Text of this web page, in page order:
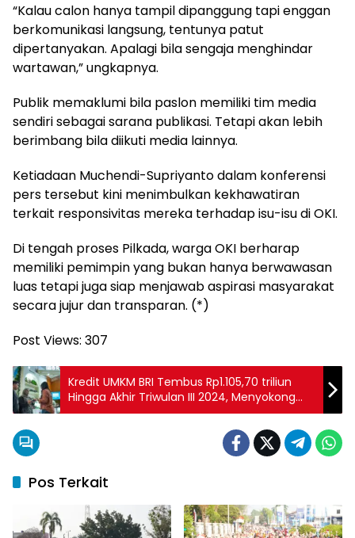
“Kalau calon hanya tampil dipanggung tapi enggan
berkomunikasi langsung, tentunya patut
dipertanyakan. Apalagi bila sengaja menghindar
wartawan,” ungkapnya.
Publik memaklumi bila paslon memiliki tim media
sendiri sebagai sarana publikasi. Tetapi akan lebih
berimbang bila diikuti media lainnya.
Ketiadaan Muchendi-Supriyanto dalam konferensi
pers tersebut kini menimbulkan kekhawatiran
terkait responsivitas mereka terhadap isu-isu di OKI.
Di tengah proses Pilkada, warga OKI berharap
memiliki pemimpin yang bukan hanya berwawasan
luas tetapi juga siap menjawab aspirasi masyarakat
secara jujur dan transparan. (*)
Post Views: 307
Kredit UMKM BRI Tembus Rp1.105,70 triliun
Hingga Akhir Triwulan III 2024, Menyokong
Ekonomi Kerakyatan di Seluruh Penjuru
Pos Terkait